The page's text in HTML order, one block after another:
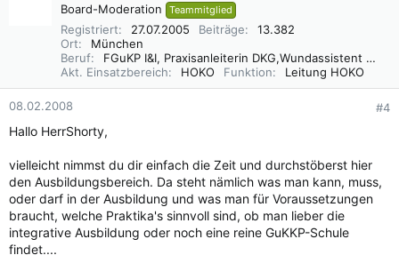
Board-Moderation Teammitglied
Registriert 27.07.2005 Beiträge
13.382
Ort
München
Beruf
FGuKP I&I, Praxisanleiterin DKG,Wundassistent WaCert DGfW, Rettungsassistentin, Diätassistentin
Akt. Einsatzbereich
HOKO Funktion Leitung HOKO
08.02.2008 #4
Hallo HerrShorty,
vielleicht nimmst du dir einfach die Zeit und durchstöberst hier
den Ausbildungsbereich. Da steht nämlich was man kann, muss,
oder darf in der Ausbildung und was man für Voraussetzungen
braucht, welche Praktika's sinnvoll sind, ob man lieber die
integrative Ausbildung oder noch eine reine GuKKP-Schule
findet....